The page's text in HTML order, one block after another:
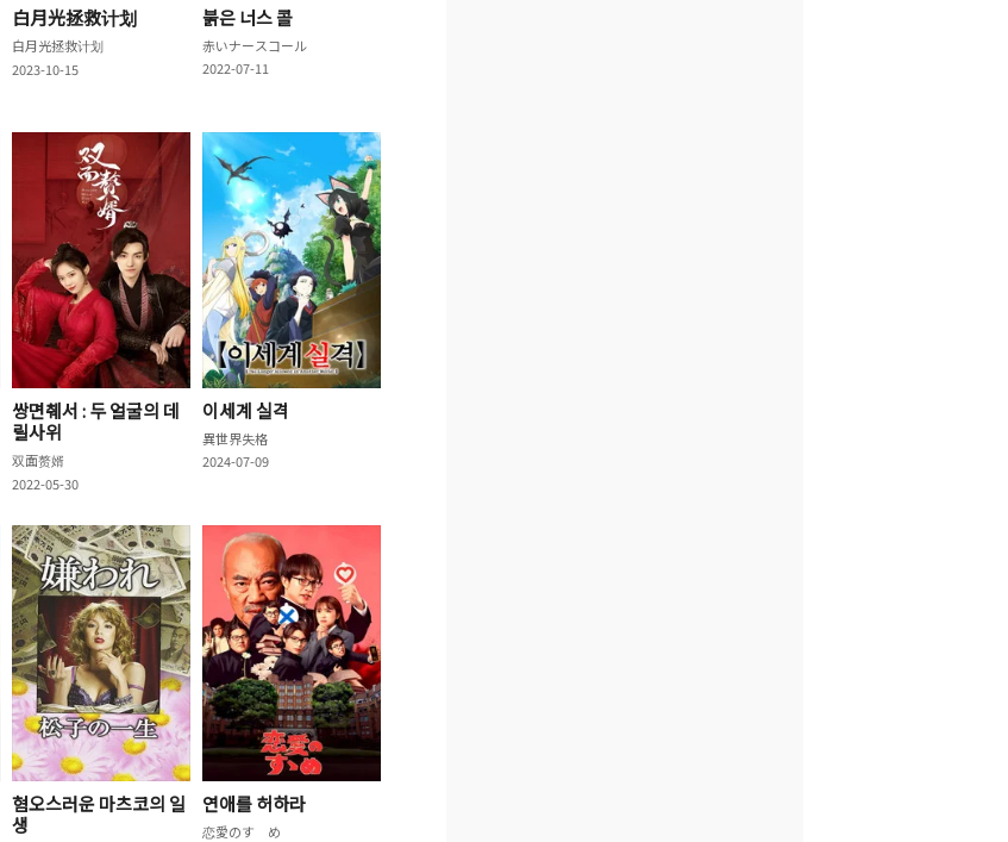
白月光拯救计划
白月光拯救计划
2023-10-15
붉은 너스 콜
赤いナースコール
2022-07-11
쌍면췌서 : 두 얼굴의 데
릴사위
双面赘婿
2022-05-30
이세계 실격
異世界失格
2024-07-09
혐오스러운 마츠코의 일
생
연애를 허하라
恋愛のすゝめ